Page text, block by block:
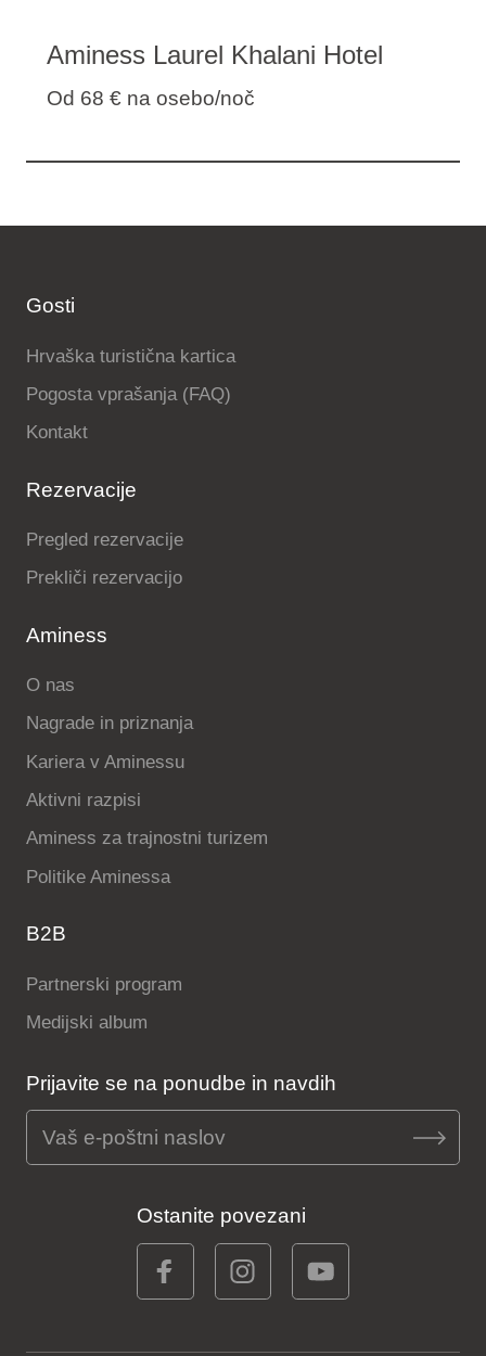
Aminess Laurel Khalani Hotel
Od 68 € na osebo/noč
Gosti
Hrvaška turistična kartica
Pogosta vprašanja (FAQ)
Kontakt
Rezervacije
Pregled rezervacije
Prekliči rezervacijo
Aminess
O nas
Nagrade in priznanja
Kariera v Aminessu
Aktivni razpisi
Aminess za trajnostni turizem
Politike Aminessa
B2B
Partnerski program
Medijski album
Prijavite se na ponudbe in navdih
Ostanite povezani